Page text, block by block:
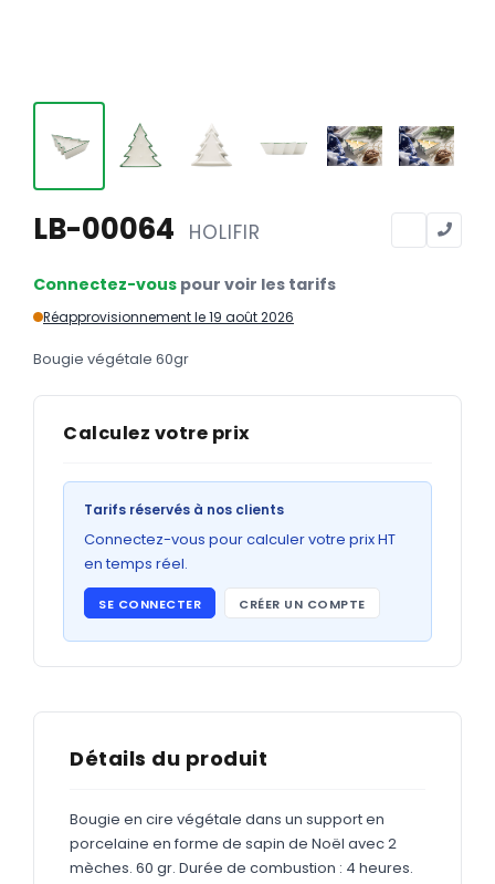
Tête de lettre
Sous-mains
Chemises
GRAND FORMAT
Abribus
ADHÉSIFS
Étiquettes adhésives
LB-00064 HOLIFIR
Connectez-vous pour voir les tarifs
Réapprovisionnement le 19 août 2026
Bougie végétale 60gr
Calculez votre prix
Tarifs réservés à nos clients
Connectez-vous pour calculer votre prix HT
en temps réel.
SE CONNECTER CRÉER UN COMPTE
Détails du produit
Bougie en cire végétale dans un support en
porcelaine en forme de sapin de Noël avec 2
mèches. 60 gr. Durée de combustion : 4 heures.